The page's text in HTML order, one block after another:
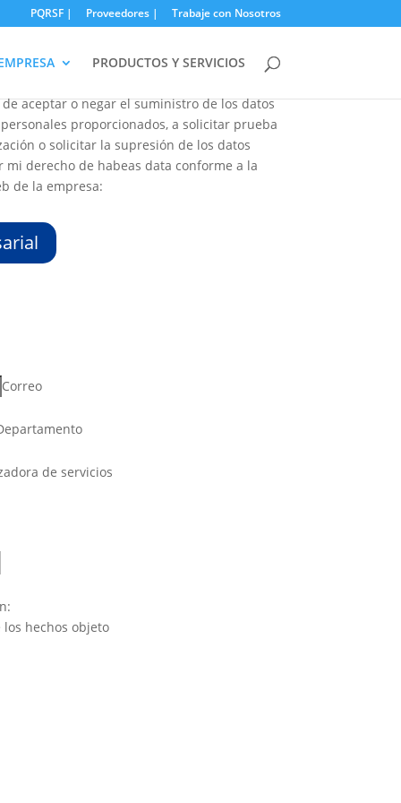
PQRSF | Proveedores | Trabaje con Nosotros
PRODUCTOS Y SERVICIOS
aceptar o negar el suministro de los datos
proporcionados, a solicitar prueba
o solicitar la supresión de los datos
derecho de habeas data conforme a la
de la empresa:
Correo
de servicios
hechos objeto